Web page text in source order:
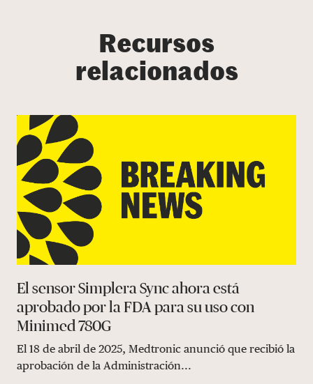
Recursos
relacionados
El sensor Simplera Sync ahora está
aprobado por la FDA para su uso con
Minimed 780G
El 18 de abril de 2025, Medtronic anunció que recibió la
aprobación de la Administración...